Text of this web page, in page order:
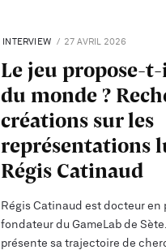
INTERVIEW 27 AVRIL 2026
Le jeu propose-
du monde ?
créations sur les
représentations
Régis Catinaud
Régis Catinaud est docteur
fondateur du GameLab de
présente sa trajectoire de